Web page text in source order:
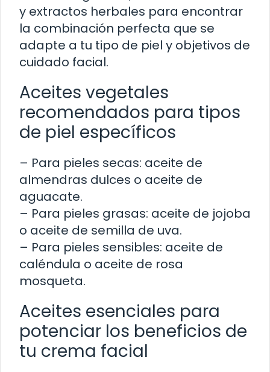
y extractos herbales para encontrar
la combinación perfecta que se
adapte a tu tipo de piel y objetivos de
cuidado facial.
Aceites vegetales
recomendados para tipos
de piel específicos
– Para pieles secas: aceite de
almendras dulces o aceite de
aguacate.
– Para pieles grasas: aceite de jojoba
o aceite de semilla de uva.
– Para pieles sensibles: aceite de
caléndula o aceite de rosa
mosqueta.
Aceites esenciales para
potenciar los beneficios de
tu crema facial